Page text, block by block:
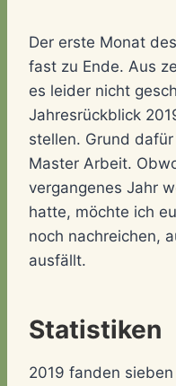
Der erste Monat
fast zu Ende. Aus
es leider nicht
Jahresrückblick
stellen. Grund
Master Arbeit.
vergangenes Jahr
hatte, möchte ich
noch nachreichen,
ausfällt.
Statistiken
2019 fanden